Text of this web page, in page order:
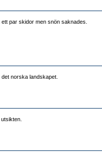
ett par skidor men snön saknades.
norska landskapet.